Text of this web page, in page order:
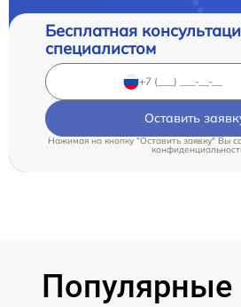
Бесплатная
специалистом
Оставить
Нажимая на кнопку "Оставить заявку" Вы
Популярные